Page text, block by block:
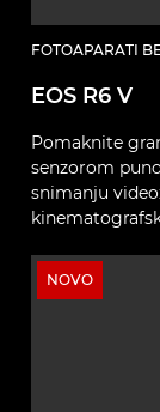
FOTOAPARATI
EOS R6 V
Pomaknite
senzorom
snimanju
NOVO